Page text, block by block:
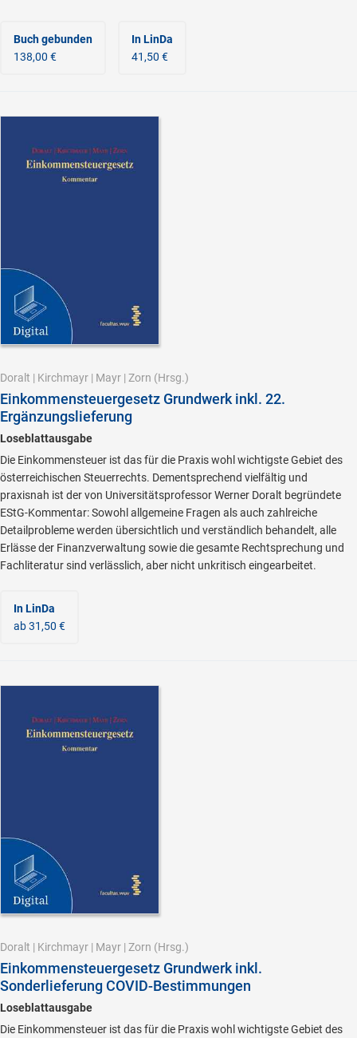
Buch gebunden
138,00 €
In LinDa
41,50 €
Doralt | Kirchmayr | Mayr | Zorn (Hrsg.)
Einkommensteuergesetz Grundwerk inkl. 22.
Ergänzungslieferung
Loseblattausgabe
Die Einkommensteuer ist das für die Praxis wohl wichtigste Gebiet des
österreichischen Steuerrechts. Dementsprechend vielfältig und
praxisnah ist der von Universitätsprofessor Werner Doralt begründete
EStG-Kommentar: Sowohl allgemeine Fragen als auch zahlreiche
Detailprobleme werden übersichtlich und verständlich behandelt, alle
Erlässe der Finanzverwaltung sowie die gesamte Rechtsprechung und
Fachliteratur sind verlässlich, aber nicht unkritisch eingearbeitet.
In LinDa
ab 31,50 €
Doralt | Kirchmayr | Mayr | Zorn (Hrsg.)
Einkommensteuergesetz Grundwerk inkl.
Sonderlieferung COVID-Bestimmungen
Loseblattausgabe
Die Einkommensteuer ist das für die Praxis wohl wichtigste Gebiet des